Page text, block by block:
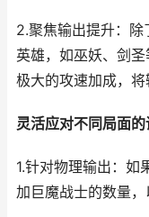
2.聚焦输出提升：
英雄，如巫妖、剑
极大的攻速加成，将
灵活应对不同局面的
1.针对物理输出：如
加巨魔战士的数量，